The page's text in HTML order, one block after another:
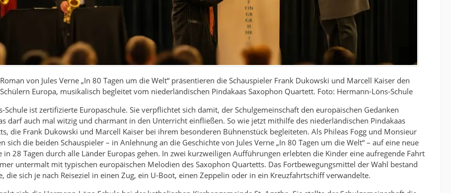
von Jules Verne „In 80 Tagen um die Welt“ präsentieren die Schauspieler Frank Dukowski und Marcell Kaiser den
Europa, musikalisch begleitet vom niederländischen Pindakaas Saxophon Quartett. Foto: Hermann-Löns-Schule
Schule ist zertifizierte Europaschule. Sie verpflichtet sich damit, der Schulgemeinschaft den europäischen Gedanken
darf auch mal witzig und charmant in den Unterricht einfließen. So wie jetzt mithilfe des niederländischen Pindakaas
die Frank Dukowski und Marcell Kaiser bei ihrem besonderen Bühnenstück begleiteten. Als Phileas Fogg und Monsieur
sich die beiden Schauspieler – in Anlehnung an die Geschichte von Jules Verne „In 80 Tagen um die Welt“ – auf eine neue
in 28 Tagen durch alle Länder Europas gehen. In zwei kurzweiligen Aufführungen erlebten die Kinder eine aufregende Fahrt
untermalt mit typischen europäischen Melodien des Saxophon Quartetts. Das Fortbewegungsmittel der Wahl bestand
die sich je nach Reiseziel in einen Zug, ein U-Boot, einen Zeppelin oder in ein Kreuzfahrtschiff verwandelte.